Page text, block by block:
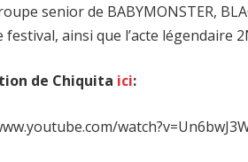
senior de BABYMONSTER,
ainsi que l’acte légendaire
de Chiquita ici: